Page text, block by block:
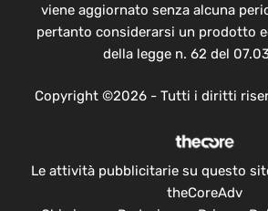
viene aggiornato senza alcuna
pertanto considerarsi un prodotto
della legge n. 62 del
Copyright ©2026 - Tutti i diritti
Le attività pubblicitarie su questo
theCoreAdv